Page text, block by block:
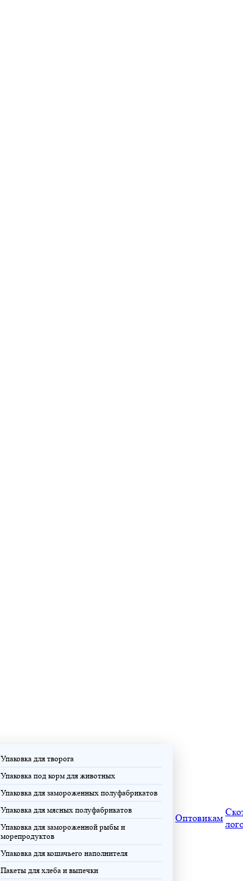
Упаковка для творога
Упаковка под корм для животных
Упаковка для замороженных полуфабрикатов
Упаковка для мясных полуфабрикатов
Упаковка для замороженной рыбы и
морепродуктов
Упаковка для кошачьего наполнителя
Пакеты для хлеба и выпечки
Оптовикам